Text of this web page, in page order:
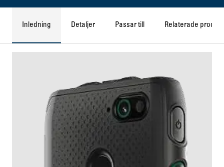
Inledning Detaljer Passar till Relaterade